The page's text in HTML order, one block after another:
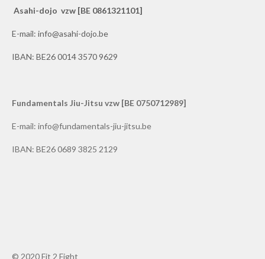
Asahi-dojo vzw [BE 0861321101]
E-mail: info@asahi-dojo.be
IBAN: BE26 0014 3570 9629
Fundamentals Jiu-Jitsu vzw [BE 0750712989]
E-mail: info@fundamentals-jiu-jitsu.be
IBAN: BE26 0689 3825 2129
© 2020 Fit 2 Fight